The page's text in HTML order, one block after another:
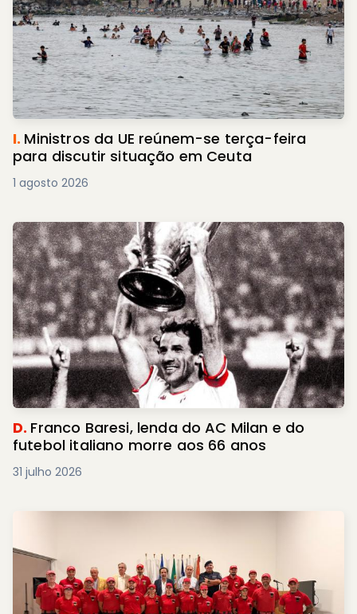
I. Ministros da UE reúnem-se terça-feira
para discutir situação em Ceuta
1 agosto 2026
D. Franco Baresi, lenda do AC Milan e do
futebol italiano morre aos 66 anos
31 julho 2026